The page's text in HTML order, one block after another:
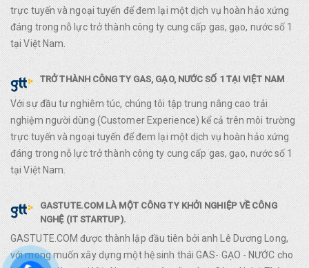
trực tuyến và ngoại tuyến để đem lại một dịch vụ hoàn hảo xứng
đáng trong nỗ lực trở thành công ty cung cấp gas, gạo, nước số 1
tại Việt Nam.
TRỞ THÀNH CÔNG TY GAS, GẠO, NƯỚC SỐ 1 TẠI VIỆT NAM
Với sự đầu tư nghiêm túc, chúng tôi tập trung nâng cao trải
nghiệm người dùng (Customer Experience) kể cả trên môi trường
trực tuyến và ngoại tuyến để đem lại một dịch vụ hoàn hảo xứng
đáng trong nỗ lực trở thành công ty cung cấp gas, gạo, nước số 1
tại Việt Nam.
GASTUTE.COM LÀ MỘT CÔNG TY KHỞI NGHIỆP VỀ CÔNG
NGHỆ (IT STARTUP).
GASTUTE.COM được thành lập đầu tiên bởi anh Lê Dương Long,
với mong muốn xây dựng một hệ sinh thái GAS- GẠO - NƯỚC cho